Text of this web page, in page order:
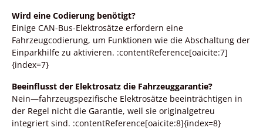
Wird eine Codierung benötigt?
Einige CAN-Bus-Elektrosätze erfordern eine
Fahrzeugcodierung, um Funktionen wie die Abschaltung der
Einparkhilfe zu aktivieren. :contentReference[oaicite:7]
{index=7}
Beeinflusst der Elektrosatz die Fahrzeuggarantie?
Nein—fahrzeugspezifische Elektrosätze beeinträchtigen in
der Regel nicht die Garantie, weil sie originalgetreu
integriert sind. :contentReference[oaicite:8]{index=8}